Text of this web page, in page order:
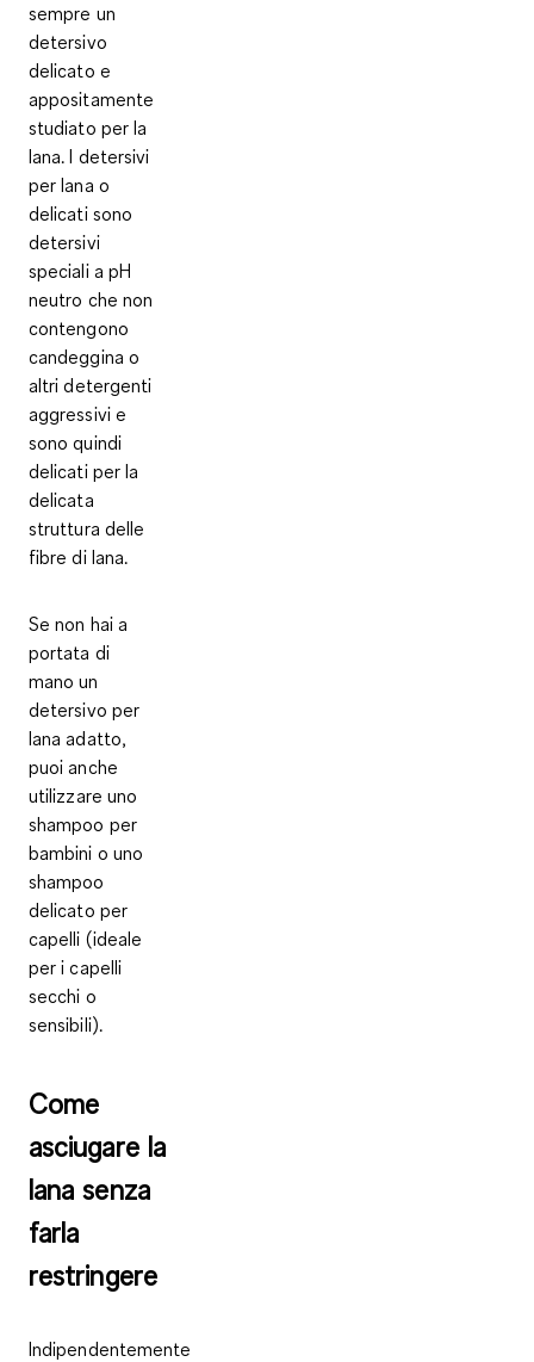
sempre un
detersivo
delicato e
appositamente
studiato per la
lana. I detersivi
per lana o
delicati sono
detersivi
speciali a pH
neutro che non
contengono
candeggina o
altri detergenti
aggressivi e
sono quindi
delicati per la
delicata
struttura delle
fibre di lana.
Se non hai a
portata di
mano un
detersivo per
lana adatto,
puoi anche
utilizzare uno
shampoo per
bambini o uno
shampoo
delicato per
capelli (ideale
per i capelli
secchi o
sensibili).
Come
asciugare la
lana senza
farla
restringere
Indipendentemente